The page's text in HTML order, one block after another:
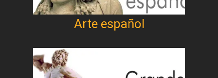
Arte español